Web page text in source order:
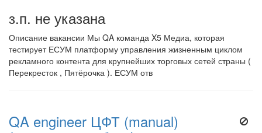
з.п. не указана
Описание вакансии Мы QA команда X5 Медиа, которая
тестирует ЕСУМ платформу управления жизненным циклом
рекламного контента для крупнейших торговых сетей страны (
Перекресток , Пятёрочка ). ЕСУМ отв
QA engineer ЦФТ (manual)